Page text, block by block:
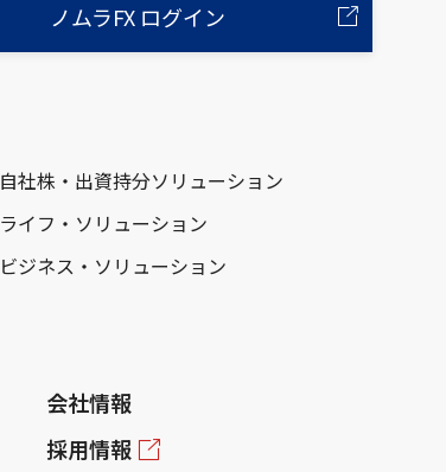
ノムラFX ログイン
自社株・出資持分ソリューション
ライフ・ソリューション
ビジネス・ソリューション
会社情報
採用情報